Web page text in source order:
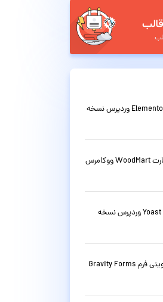
افزونه صفحه ساز المنتور پرو Elementor Pro وردپرس نسخه
قالب فروشگاهی چندمنظوره وودمارت WoodMart ووکامرس
افزونه فارسی سئو Yoast SEO Premium وردپرس نسخه
افزونه فرم ساز حرفه ای وردپرس گرویتی فرم Gravity Forms